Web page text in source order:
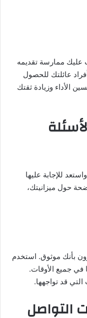
عليك ممارسة تقديمه
عائلتك للحصول
الأداء وزيادة ثقتك
للإجابة عليها
حول ميزانيتك،
بأنك موثوق. استخدم
في جميع الأوقات.
قد تواجهها.
التواصل